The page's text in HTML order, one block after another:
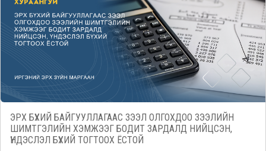
ЭРХ БҮХИЙ БАЙГУУЛЛАГААС ЗЭЭЛ ОЛГОХДОО ЗЭЭЛИЙН
ШИМТГЭЛИЙН ХЭМЖЭЭГ БОДИТ ЗАРДАЛД НИЙЦСЭН,
ҮНДЭСЛЭЛ БҮХИЙ ТОГТООХ ЁСТОЙ